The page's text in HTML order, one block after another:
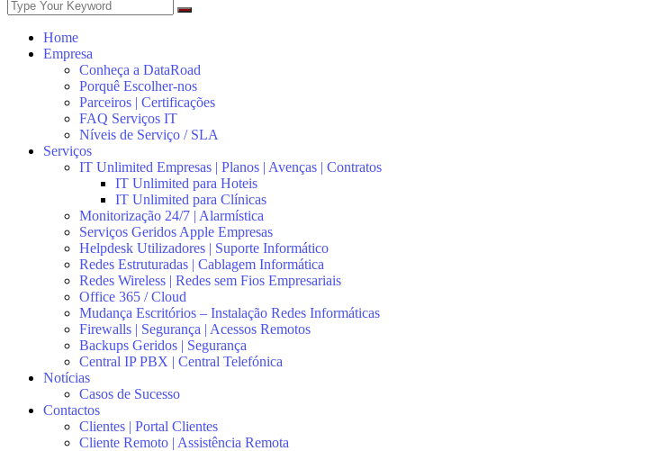
Home
Empresa
Conheça a DataRoad
Porquê Escolher-nos
Parceiros | Certificações
FAQ Serviços IT
Níveis de Serviço / SLA
Serviços
IT Unlimited Empresas | Planos | Avenças | Contratos
IT Unlimited para Hoteis
IT Unlimited para Clínicas
Monitorização 24/7 | Alarmística
Serviços Geridos Apple Empresas
Helpdesk Utilizadores | Suporte Informático
Redes Estruturadas | Cablagem Informática
Redes Wireless | Redes sem Fios Empresariais
Office 365 / Cloud
Mudança Escritórios – Instalação Redes Informáticas
Firewalls | Segurança | Acessos Remotos
Backups Geridos | Segurança
Central IP PBX | Central Telefónica
Notícias
Casos de Sucesso
Contactos
Clientes | Portal Clientes
Cliente Remoto | Assistência Remota